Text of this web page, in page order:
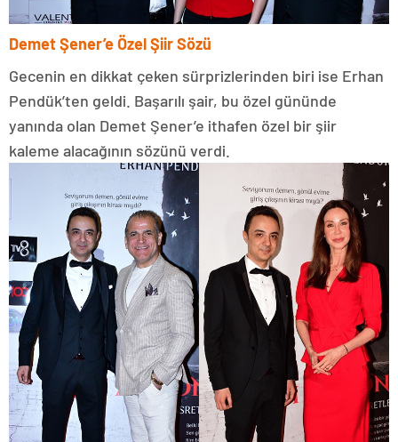
Demet Şener’e Özel Şiir Sözü
Gecenin en dikkat çeken sürprizlerinden biri ise Erhan
Pendük’ten geldi. Başarılı şair, bu özel gününde
yanında olan Demet Şener’e ithafen özel bir şiir
kaleme alacağının sözünü verdi.